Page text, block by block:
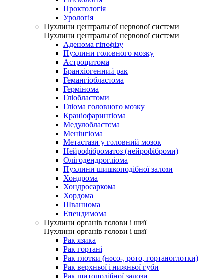
Проктологія
Урологія
Пухлини центральної нервової системи
Пухлини центральної нервової системи
Аденома гіпофізу
Пухлини головного мозку
Астроцитома
Бранхіогенний рак
Гемангіобластома
Гермінома
Гліобластоми
Гліома головного мозку
Краніофарингіома
Медулобластома
Менінгіома
Метастази у головний мозок
Нейрофіброматоз (нейрофіброми)
Олігодендрогліома
Пухлини шишкоподібної залози
Хондрома
Хондросаркома
Хордома
Шваннома
Епендимома
Пухлини органів голови і шиї
Пухлини органів голови і шиї
Рак язика
Рак гортані
Рак глотки (носо-, рото, гортаноглотки)
Рак верхньої і нижньої губи
Рак щитоподібної залози